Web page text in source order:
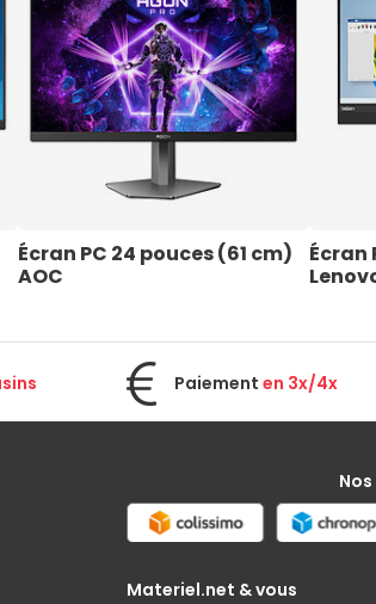
Écran PC 24 pouces (61 cm)
AOC
Écran
Paiement en 3x/4x
Materiel.net & vous